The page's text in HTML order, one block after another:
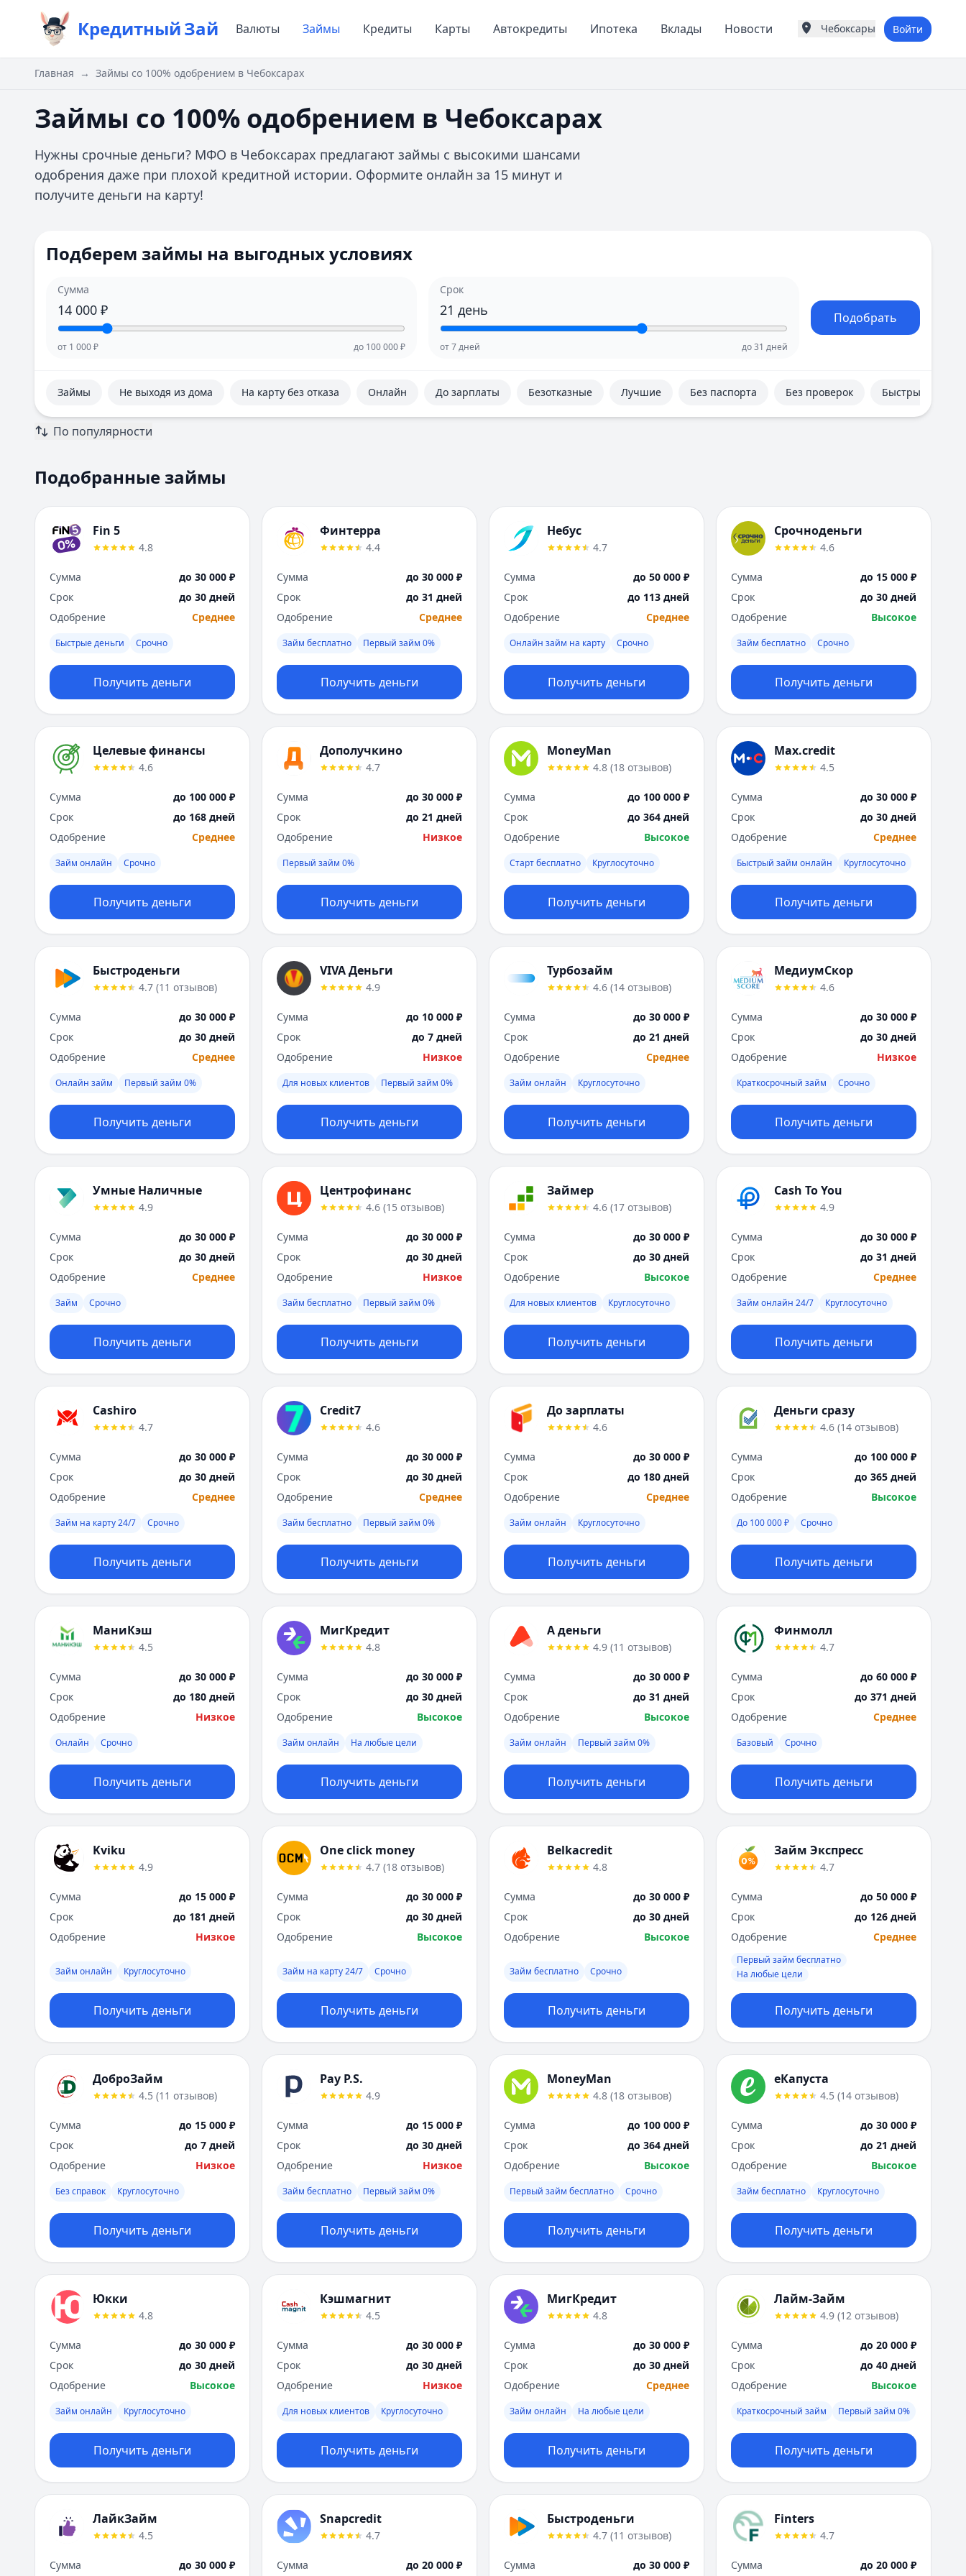
КредитныйЗай Валюты Займы Кредиты Карты Автокредиты Ипотека Вклады Новости
Города России
Воронеж
Ижевск
Иркутск
Красноярск
Курск
Магнитогорск
Махачкала
Набережные Челны
Новокузнецк
Новосибирск
О
Р
Ростов-на-Дону
Рязань
С
Самара
Санкт-Петербург
Саратов
Севастополь
Томск
Тула
Тюмень
У
Ульяновск
Х
Хабаровск
Я
Ярославль
Вся Россия
Чебоксары Войти
Главная → Займы со 100% одобрением в Чебоксарах
Займы со 100% одобрением в Чебоксарах
Нужны срочные деньги? МФО в Чебоксарах предлагают займы с высокими шансами
одобрения даже при плохой кредитной истории. Оформите онлайн за 15 минут и
получите деньги на карту!
Подберем займы на выгодных условиях
Сумма
14 000 ₽
от 1 000₽ до 100 000₽
Срок
21 день
от7дней до31 дней
Подобрать
Займы Не выходя из дома На карту без отказа Онлайн До зарплаты Безотказные Лучшие Без паспорта Без проверок Быстрые
По популярности
Подобранные займы
Fin 5
4.8
Сумма
до 30 000 ₽
Срок
до 30 дней
Одобрение
Среднее
Быстрые деньги Срочно
Получить деньги
Финтерра
4.4
Сумма
до 30 000 ₽
Срок
до 31 дней
Одобрение
Среднее
Займ бесплатно Первый займ 0%
Получить деньги
Небус
4.7
Сумма
до 50 000 ₽
Срок
до 113 дней
Одобрение
Среднее
Онлайн займ на карту Срочно
Получить деньги
Срочноденьги
4.6
Сумма
до 15 000 ₽
Срок
до 30 дней
Одобрение
Высокое
Займ бесплатно Срочно
Получить деньги
Целевые финансы
4.6
Сумма
до 100 000 ₽
Срок
до 168 дней
Одобрение
Среднее
Займ онлайн Срочно
Получить деньги
Дополучкино
4.7
Сумма
до 30 000 ₽
Срок
до 21 дней
Одобрение
Низкое
Первый займ 0%
Получить деньги
MoneyMan
4.8 (18 отзывов)
Сумма
до 100 000 ₽
Срок
до 364 дней
Одобрение
Высокое
Старт бесплатно Круглосуточно
Получить деньги
Max.credit
4.5
Сумма
до 30 000 ₽
Срок
до 30 дней
Одобрение
Среднее
Быстрый займ онлайн Круглосуточно
Получить деньги
Быстроденьги
4.7 (11 отзывов)
Сумма
до 30 000 ₽
Срок
до 30 дней
Одобрение
Среднее
Онлайн займ Первый займ 0%
Получить деньги
VIVA Деньги
4.9
Сумма
до 10 000 ₽
Срок
до 7 дней
Одобрение
Низкое
Для новых клиентов Первый займ 0%
Получить деньги
Турбозайм
4.6 (14 отзывов)
Сумма
до 30 000 ₽
Срок
до 21 дней
Одобрение
Среднее
Займ онлайн Круглосуточно
Получить деньги
МедиумСкор
4.6
Сумма
до 30 000 ₽
Срок
до 30 дней
Одобрение
Низкое
Краткосрочный займ Срочно
Получить деньги
Умные Наличные
4.9
Сумма
до 30 000 ₽
Срок
до 30 дней
Одобрение
Среднее
Займ Срочно
Получить деньги
Центрофинанс
4.6 (15 отзывов)
Сумма
до 30 000 ₽
Срок
до 30 дней
Одобрение
Низкое
Займ бесплатно Первый займ 0%
Получить деньги
Займер
4.6 (17 отзывов)
Сумма
до 30 000 ₽
Срок
до 30 дней
Одобрение
Высокое
Для новых клиентов Круглосуточно
Получить деньги
Cash To You
4.9
Сумма
до 30 000 ₽
Срок
до 31 дней
Одобрение
Среднее
Займ онлайн 24/7 Круглосуточно
Получить деньги
Cashiro
4.7
Сумма
до 30 000 ₽
Срок
до 30 дней
Одобрение
Среднее
Займ на карту 24/7 Срочно
Получить деньги
Credit7
4.6
Сумма
до 30 000 ₽
Срок
до 30 дней
Одобрение
Среднее
Займ бесплатно Первый займ 0%
Получить деньги
До зарплаты
4.6
Сумма
до 30 000 ₽
Срок
до 180 дней
Одобрение
Среднее
Займ онлайн Круглосуточно
Получить деньги
Деньги сразу
4.6 (14 отзывов)
Сумма
до 100 000 ₽
Срок
до 365 дней
Одобрение
Высокое
До 100 000 ₽ Срочно
Получить деньги
МаниКэш
4.5
Сумма
до 30 000 ₽
Срок
до 180 дней
Одобрение
Низкое
Онлайн Срочно
Получить деньги
МигКредит
4.8
Сумма
до 30 000 ₽
Срок
до 30 дней
Одобрение
Высокое
Займ онлайн На любые цели
Получить деньги
А деньги
4.9 (11 отзывов)
Сумма
до 30 000 ₽
Срок
до 31 дней
Одобрение
Высокое
Займ онлайн Первый займ 0%
Получить деньги
Финмолл
4.7
Сумма
до 60 000 ₽
Срок
до 371 дней
Одобрение
Среднее
Базовый Срочно
Получить деньги
Kviku
4.9
Сумма
до 15 000 ₽
Срок
до 181 дней
Одобрение
Низкое
Займ онлайн Круглосуточно
Получить деньги
One click money
4.7 (18 отзывов)
Сумма
до 30 000 ₽
Срок
до 30 дней
Одобрение
Высокое
Займ на карту 24/7 Срочно
Получить деньги
Belkacredit
4.8
Сумма
до 30 000 ₽
Срок
до 30 дней
Одобрение
Высокое
Займ бесплатно Срочно
Получить деньги
Займ Экспресс
4.7
Сумма
до 50 000 ₽
Срок
до 126 дней
Одобрение
Среднее
Первый займ бесплатно
На любые цели
Получить деньги
ДоброЗайм
4.5 (11 отзывов)
Сумма
до 15 000 ₽
Срок
до 7 дней
Одобрение
Низкое
Без справок Круглосуточно
Получить деньги
Pay P.S.
4.9
Сумма
до 15 000 ₽
Срок
до 30 дней
Одобрение
Низкое
Займ бесплатно Первый займ 0%
Получить деньги
MoneyMan
4.8 (18 отзывов)
Сумма
до 100 000 ₽
Срок
до 364 дней
Одобрение
Высокое
Первый займ бесплатно Срочно
Получить деньги
еКапуста
4.5 (14 отзывов)
Сумма
до 30 000 ₽
Срок
до 21 дней
Одобрение
Высокое
Займ бесплатно Круглосуточно
Получить деньги
Юкки
4.8
Сумма
до 30 000 ₽
Срок
до 30 дней
Одобрение
Высокое
Займ онлайн Круглосуточно
Получить деньги
Кэшмагнит
4.5
Сумма
до 30 000 ₽
Срок
до 30 дней
Одобрение
Низкое
Для новых клиентов Круглосуточно
Получить деньги
МигКредит
4.8
Сумма
до 30 000 ₽
Срок
до 30 дней
Одобрение
Среднее
Займ онлайн На любые цели
Получить деньги
Лайм-Займ
4.9 (12 отзывов)
Сумма
до 20 000 ₽
Срок
до 40 дней
Одобрение
Высокое
Краткосрочный займ Первый займ 0%
Получить деньги
ЛайкЗайм
4.5
Сумма до 30 000 ₽
Snapcredit
4.7
Сумма до 20 000 ₽
Быстроденьги
4.7 (11 отзывов)
Сумма до 30 000 ₽
Finters
4.7
Сумма до 20 000 ₽